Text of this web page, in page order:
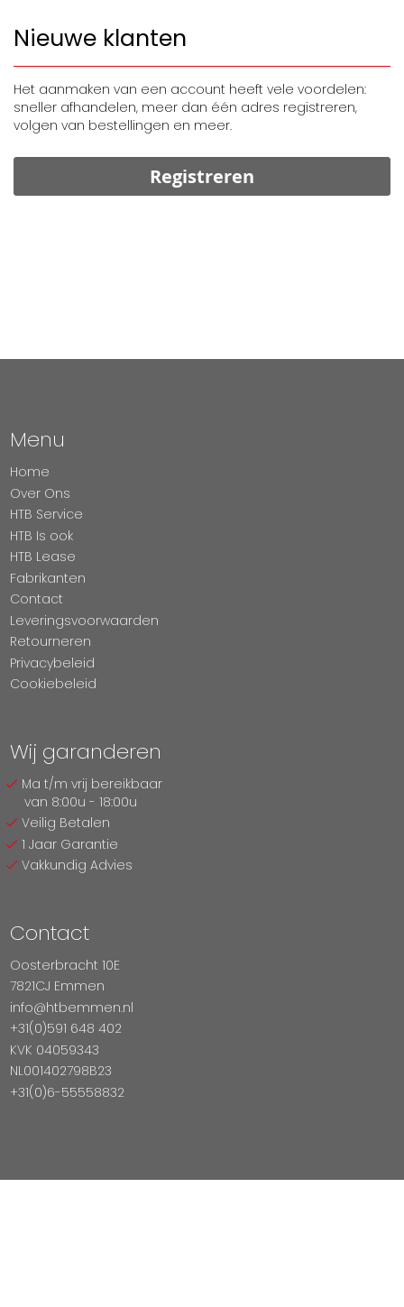
Nieuwe klanten
Het aanmaken van een account heeft vele voordelen:
sneller afhandelen, meer dan één adres registreren,
volgen van bestellingen en meer.
Registreren
Menu
Home
Over Ons
HTB Service
HTB Is ook
HTB Lease
Fabrikanten
Contact
Leveringsvoorwaarden
Retourneren
Privacybeleid
Cookiebeleid
Wij garanderen
Ma t/m vrij bereikbaar
van 8:00u - 18:00u
Veilig Betalen
1 Jaar Garantie
Vakkundig Advies
Contact
Oosterbracht 10E
7821CJ Emmen
info@htbemmen.nl
+31(0)591 648 402
KVK 04059343
NL001402798B23
+31(0)6-55558832